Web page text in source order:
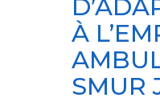
À
SMUR